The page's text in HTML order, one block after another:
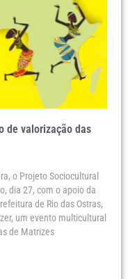
de valorização das
o Projeto Sociocultural
dia 27, com o apoio da
de Rio das Ostras,
um evento multicultural
de Matrizes